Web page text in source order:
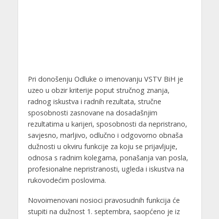
Pri donošenju Odluke o imenovanju VSTV BiH je
uzeo u obzir kriterije poput stručnog znanja,
radnog iskustva i radnih rezultata, stručne
sposobnosti zasnovane na dosadašnjim
rezultatima u karijeri, sposobnosti da nepristrano,
savjesno, marljivo, odlučno i odgovorno obnaša
dužnosti u okviru funkcije za koju se prijavljuje,
odnosa s radnim kolegama, ponašanja van posla,
profesionalne nepristranosti, ugleda i iskustva na
rukovodećim poslovima.
Novoimenovani nosioci pravosudnih funkcija će
stupiti na dužnost 1. septembra, saopćeno je iz